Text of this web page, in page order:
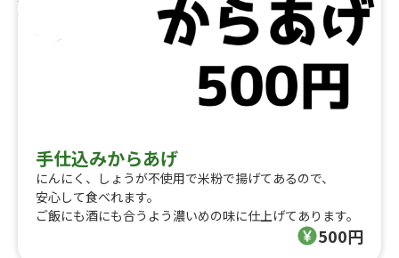
手仕込みからあげ
にんにく、しょうが不使用で米粉で揚げてあるので、
安心して食べれます。
ご飯にも酒にも合うよう濃いめの味に仕上げてあります。
500円